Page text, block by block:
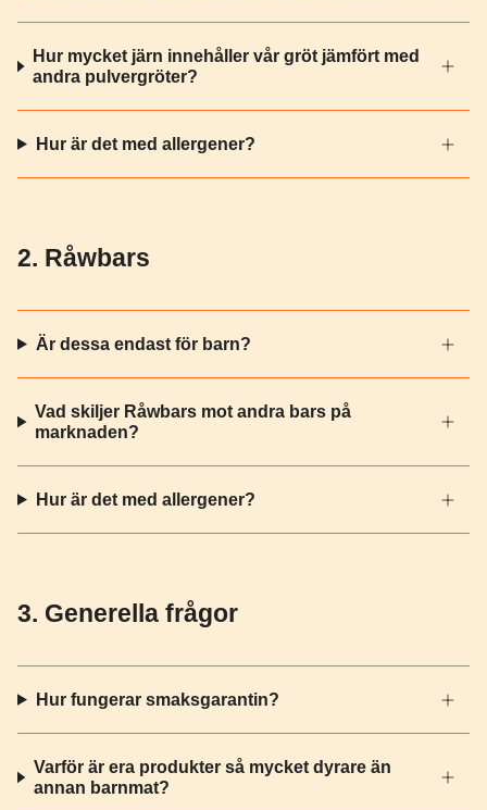
Hur mycket järn innehåller vår gröt jämfört med
andra pulvergröter?
Hur är det med allergener?
2. Råwbars
Är dessa endast för barn?
Vad skiljer Råwbars mot andra bars på
marknaden?
Hur är det med allergener?
3. Generella frågor
Hur fungerar smaksgarantin?
Varför är era produkter så mycket dyrare än
annan barnmat?